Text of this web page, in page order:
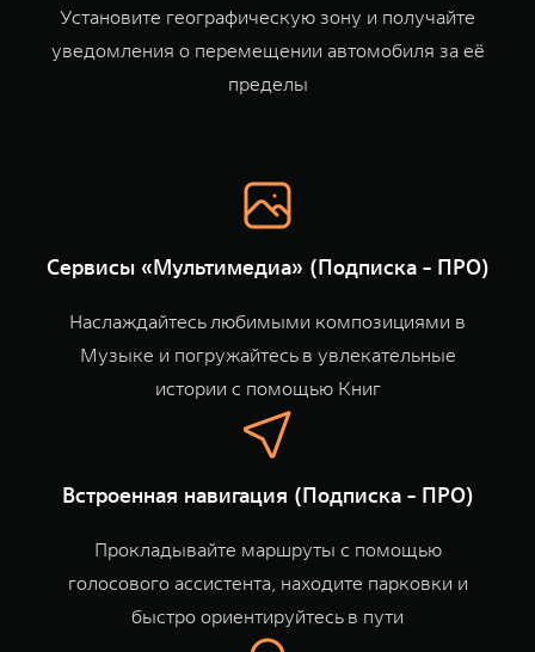
Установите географическую зону и получайте
уведомления о перемещении автомобиля за её
пределы
Сервисы «Мультимедиа» (Подписка - ПРО)
Наслаждайтесь любимыми композициями в
Музыке и погружайтесь в увлекательные
истории с помощью Книг
Встроенная навигация (Подписка - ПРО)
Прокладывайте маршруты с помощью
голосового ассистента, находите парковки и
быстро ориентируйтесь в пути